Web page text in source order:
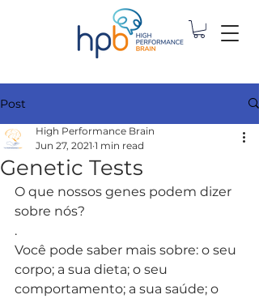
Post
Genetic Tests
High Performance Brain
Jun 27, 2021 1 min read
O que nossos genes podem dizer
sobre nós?
.
Você pode saber mais sobre: o seu
corpo; a sua dieta; o seu
comportamento; a sua saúde; o